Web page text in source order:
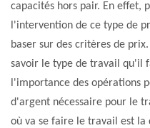
capacités hors pair. En effet,
l'intervention de ce type de
baser sur des critères de
savoir le type de travail qu'il
l'importance des opérations
d'argent nécessaire pour le
où va se faire le travail est la